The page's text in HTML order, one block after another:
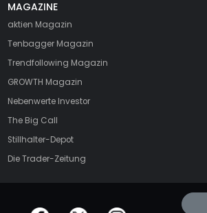
MAGAZINE
aktien Magazin
Tenbagger Magazin
Trendfollowing Magazin
GROWTH Magazin
Nebenwerte Investor
The Big Call
Stillhalter-Depot
Die Trader-Zeitung
offizielle Social Media-Accounts